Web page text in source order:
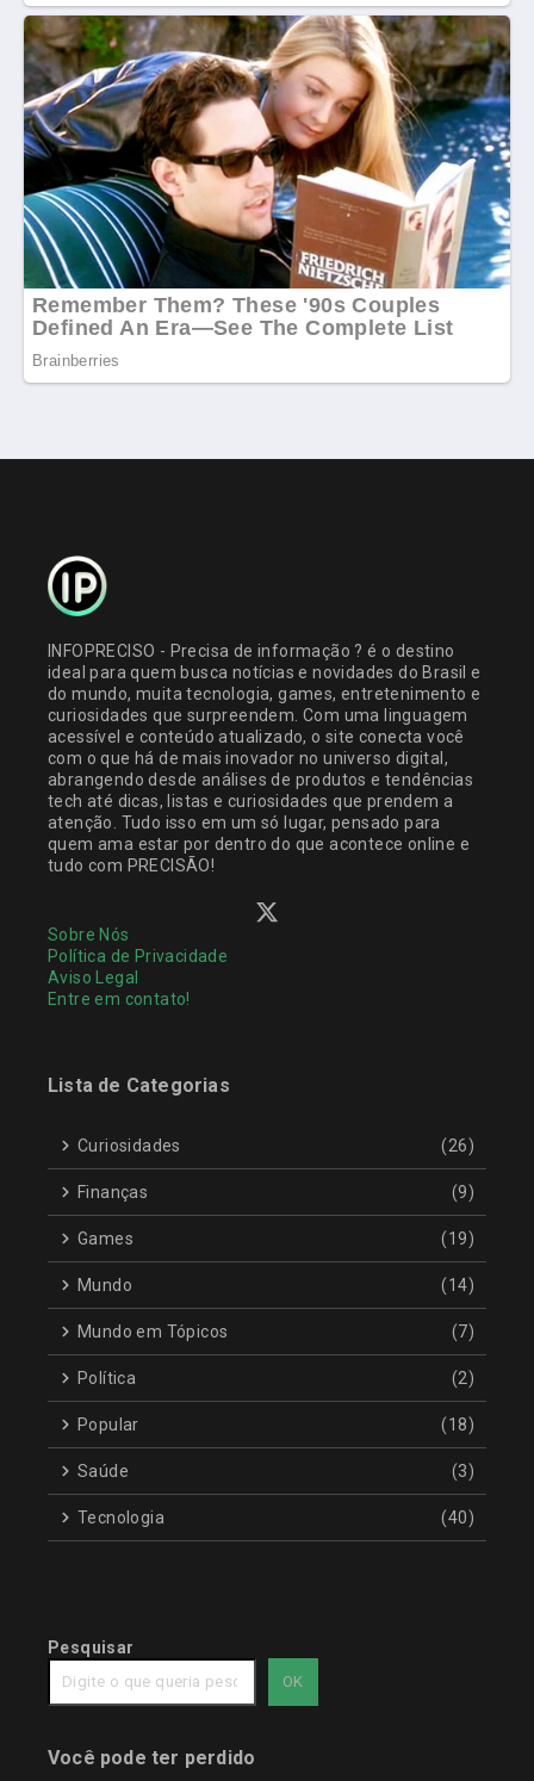
INFOPRECISO - Precisa de informação ? é o destino
ideal para quem busca notícias e novidades do Brasil e
do mundo, muita tecnologia, games, entretenimento e
curiosidades que surpreendem. Com uma linguagem
acessível e conteúdo atualizado, o site conecta você
com o que há de mais inovador no universo digital,
abrangendo desde análises de produtos e tendências
tech até dicas, listas e curiosidades que prendem a
atenção. Tudo isso em um só lugar, pensado para
quem ama estar por dentro do que acontece online e
tudo com PRECISÃO!
Sobre Nós
Política de Privacidade
Aviso Legal
Entre em contato!
Lista de Categorias
Curiosidades (26)
Finanças (9)
Games (19)
Mundo (14)
Mundo em Tópicos (7)
Política (2)
Popular (18)
Saúde (3)
Tecnologia (40)
Pesquisar
OK
Você pode ter perdido